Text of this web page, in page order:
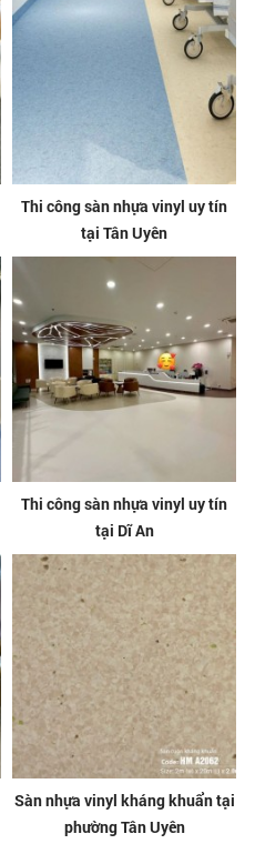
Thi công sàn nhựa vinyl uy tín
tại Tân Uyên
Thi công sàn nhựa vinyl uy tín
tại Dĩ An
Sàn nhựa vinyl kháng khuẩn tại
phường Tân Uyên